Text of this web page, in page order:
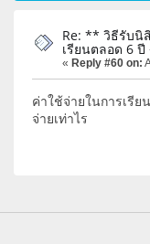
Re: ** วิธีรับนิ
เรียนตลอด 6 ปี
« Reply #60 on:
ค่าใช้จ่ายในการเรีย
จ่ายเท่าไร